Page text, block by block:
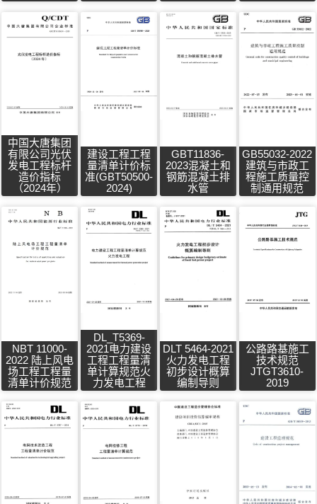
中国大唐集团
有限公司光伏
发电工程标杆
造价指标
（2024年）
建设工程工程
量清单计价标
准(GBT50500-
2024)
GBT11836-
2023混凝土和
钢筋混凝土排
水管
GB55032-2022
建筑与市政工
程施工质量控
制通用规范
NBT 11000-
2022 陆上风电
场工程工程量
清单计价规范
DL_T5369-
2021电力建设
工程工程量清
单计算规范火
力发电工程
DLT 5464-2021
火力发电工程
初步设计概算
编制导则
公路路基施工
技术规范
JTGT3610-
2019